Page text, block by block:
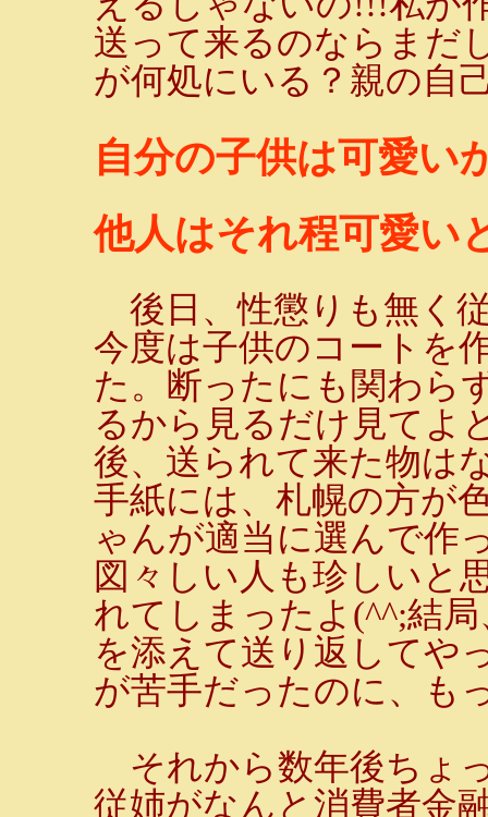
送って来るのならまだ
が何処にいる？親の自
自分の子供は可愛い
他人はそれ程可愛い
後日、性懲りも無く
今度は子供のコートを
た。断ったにも関わら
るから見るだけ見てよ
後、送られて来た物は
手紙には、札幌の方が
ゃんが適当に選んで作
図々しい人も珍しいと
れてしまったよ(^^;結
を添えて送り返してや
が苦手だったのに、も
それから数年後ちょ
従姉がなんと消費者金